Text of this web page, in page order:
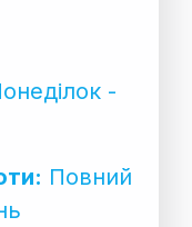
-
Повний